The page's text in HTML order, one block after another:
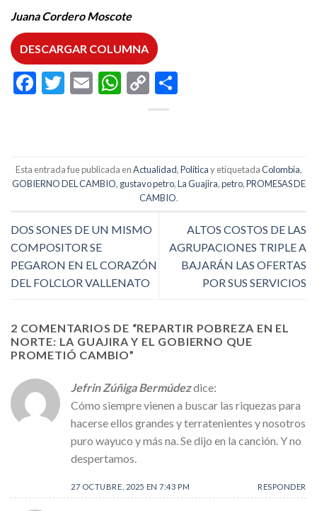
Juana Cordero Moscote
DESCARGAR COLUMNA
Facebook
Twitter
EmailWhatsApp
Copy
Link
Esta entrada fue publicada enActualidad,Políticay etiquetadaColombia,
GOBIERNO DEL CAMBIO, gustavo petro,La Guajira,petro,PROMESAS DE
CAMBIO.
DOS SONES DE UN MISMO
COMPOSITOR SE
PEGARON EN EL CORAZÓN
DEL FOLCLOR VALLENATO
ALTOS COSTOS DE LAS
AGRUPACIONES TRIPLE A
BAJARÁN LAS OFERTAS
POR SUS SERVICIOS
2 COMENTARIOS DE “REPARTIR POBREZA EN EL
NORTE: LA GUAJIRA Y EL GOBIERNO QUE
PROMETIÓ CAMBIO”
Jefrin Zúñiga Bermúdezdice:
Cómo siempre vienen a buscar las riquezas para
hacerse ellos grandes y terratenientes y nosotros
puro wayuco y más na. Se dijo en la canción. Y no
despertamos.
27 OCTUBRE, 2025 EN 7:43 PM RESPONDER